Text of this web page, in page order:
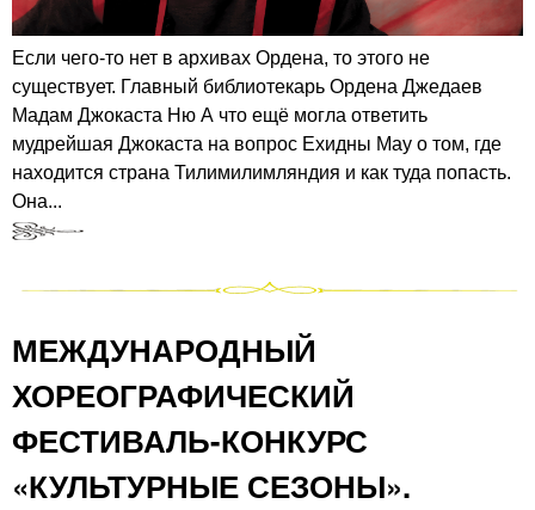
Если чего-то нет в архивах Ордена, то этого не
существует. Главный библиотекарь Ордена Джедаев
Мадам Джокаста Ню А что ещё могла ответить
мудрейшая Джокаста на вопрос Ехидны Мау о том, где
находится страна Тилимилимляндия и как туда попасть.
Она...
МЕЖДУНАРОДНЫЙ
ХОРЕОГРАФИЧЕСКИЙ
ФЕСТИВАЛЬ-КОНКУРС
«КУЛЬТУРНЫЕ СЕЗОНЫ».